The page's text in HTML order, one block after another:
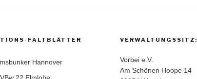
FALTBLÄTTER
Hannover
VERWALTUNGSSITZ:
Vorbei e.V.
Am Schönen Hoope 14